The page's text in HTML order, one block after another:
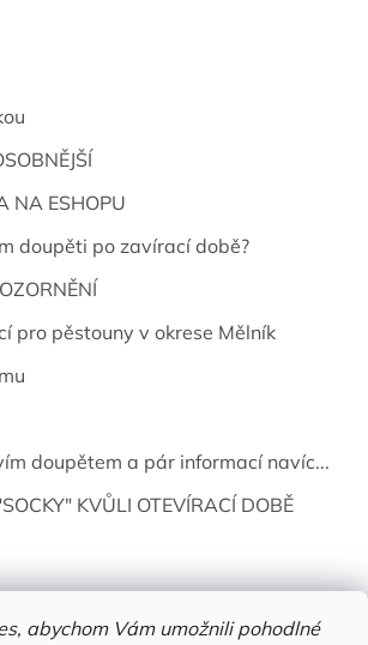
abychom Vám umožnili pohodlné
NA ESHOPU
doupěti po zavírací době?
pro pěstouny v okrese Mělník
doupětem a pár informací navíc...
KVŮLI OTEVÍRACÍ DOBĚ